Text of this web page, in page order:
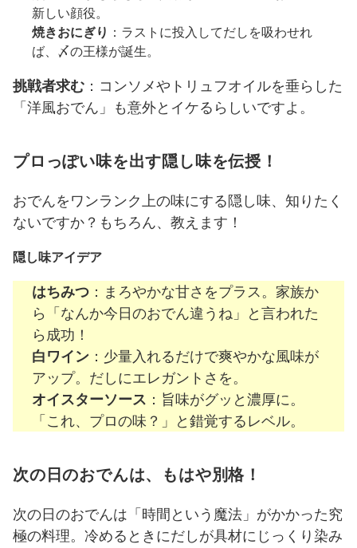
新しい顔役。
焼きおにぎり ：ラストに投入してだしを吸わせれ
ば、〆の王様が誕生。
挑戦者求む ：コンソメやトリュフオイルを垂らした
「洋風おでん」も意外とイケるらしいですよ。
プロっぽい味を出す隠し味を伝授！
おでんをワンランク上の味にする隠し味、知りたく
ないですか？もちろん、教えます！
隠し味アイデア
はちみつ ：まろやかな甘さをプラス。家族か
ら「なんか今日のおでん違うね」と言われた
ら成功！
白ワイン ：少量入れるだけで爽やかな風味が
アップ。だしにエレガントさを。
オイスターソース ：旨味がグッと濃厚に。
「これ、プロの味？」と錯覚するレベル。
次の日のおでんは、もはや別格！
次の日のおでんは「時間という魔法」がかかった究
極の料理。冷めるときにだしが具材にじっくり染み